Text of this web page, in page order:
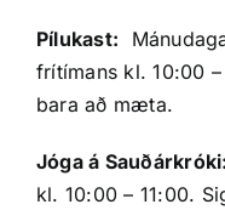
Pílukast:
frítímans kl. 10:00
bara að mæta.
Jóga á Sauðárkróki:
kl. 10:00 – 11:00.